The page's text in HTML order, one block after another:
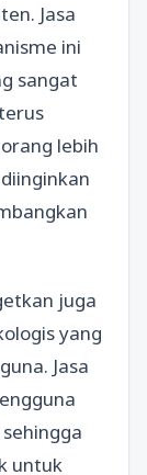
Jasa
ini
sangat
lebih
juga
yang
Jasa
untuk